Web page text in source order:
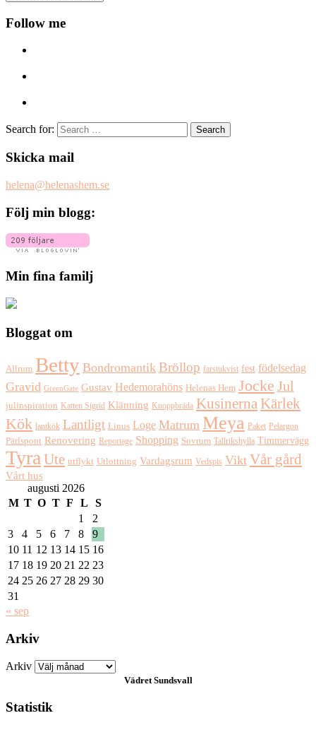
Follow me
Search for:
Skicka mail
helena@helenashem.se
Följ min blogg:
Min fina familj
Bloggat om
Allrum Betty Bondromantik Bröllop farstukvist fest födelsedag
Gravid GreenGate Gustav Hedemorahöns Helenas Hem Jocke Jul
julinspiration Katten Sigrid Klänning Knoppbräda KusinernaKärlek
Kök lantkök Lantligt Linus Loge Matrum Meya Paket Pelargon
Pärlspont Renovering Reportage Shopping Sovrum Tallrikshylla Timmervägg
TyraUte utflykt Utlottning Vardagsrum Vedspis Vikt Vår gård
Vårt hus
augusti 2026
M T O T F L
S
1
2
3
4 5 6 7 8
9
10 11 12 13 14 15 16
17 18 19 20 21 22 23
24 25 26 27 28 29 30
31
« sep
Arkiv
Arkiv
VädretSundsvall
Statistik